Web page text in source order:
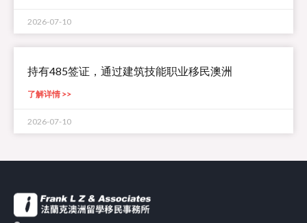
2026-07-10
持有485签证，通过建筑技能职业移民澳洲
了解详情 >>
2026-07-10